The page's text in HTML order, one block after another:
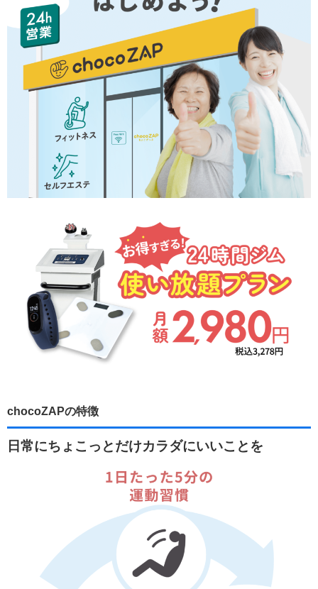
chocoZAPの特徴
日常にちょこっとだけカラダにいいことを